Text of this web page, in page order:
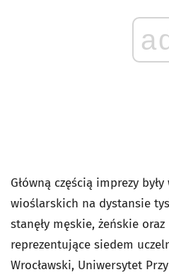
Główną częścią imprezy
wioślarskich na dystansie
stanęły męskie, żeńskie
reprezentujące siedem
Wrocławski, Uniwersytet